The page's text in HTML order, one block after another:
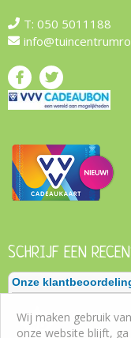
T: 050 5011188
SCHRIJF EEN
Wij maken gebruik
onze website blijft,